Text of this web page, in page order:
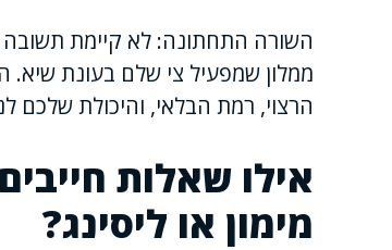
השורה התחתונה: לא קיימת תשובה
ממלון שמפעיל צי שלם בעונת
הרצוי, רמת הבלאי, והיכולת שלכם
אילו שאלות
מימון או ליסינג?